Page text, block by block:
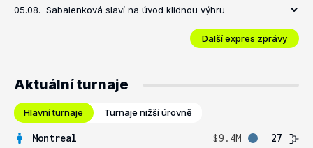
05.08. Sabalenková slaví na úvod klidnou výhru
Další expres zprávy
Aktuální turnaje
Hlavní turnaje Turnaje nižší úrovně
Montreal $9.4M
27